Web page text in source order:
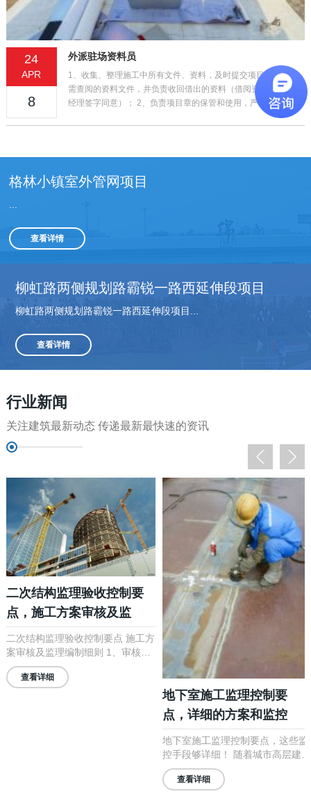
24
APR
8
外派驻场资料员
1、收集、整理施工中所有文件、资料，及时提交项目工程中所
需查阅的资料文件，并负责收回借出的资料（借阅资料需经项目
经理签字同意）； 2、负责项目章的保管和使用，严格执行 ...
格林小镇室外管网项目
查看详情
柳虹路两侧规划路霸锐一路西延伸段项目
柳虹路两侧规划路霸锐一路西延伸段项目...
查看详情
行业新闻
关注建筑最新动态 传递最新最快速的资讯
二次结构监理验收控制要
点，施工方案审核及监
二次结构监理验收控制要点 施工方
案审核及监理编制细则 1、审核施
工单位上报的砌筑专项施工方案审
核内容 ①编审程序、编审人资格、
查看详细
地下室施工监理控制要
点，详细的方案和监控
地下室施工监理控制要点，这些监
控手段够详细！ 随着城市高层建筑
的发展，一层地下室已经基本普
遍，两层及以上的地下室也不断的
查看详细